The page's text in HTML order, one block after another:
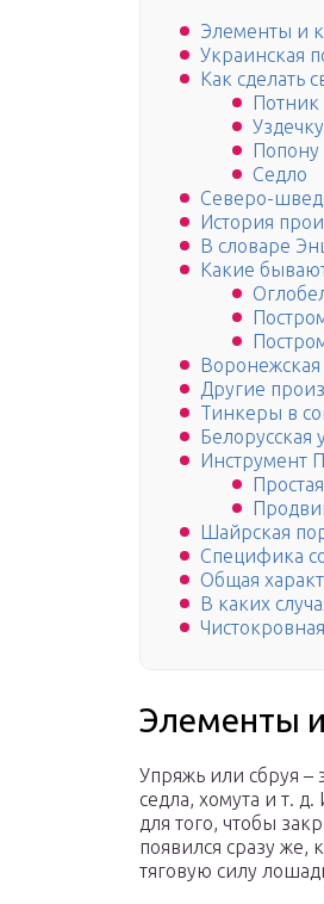
Элементы и
Украинская
Как сделать
Потник
Уздечку
Попону
Седло
Северо-
История
В словаре
Какие
Другие
Тинкеры в
Белорусская
Инструмент
Шайрская
Специфика
Общая
В каких
Элементы
Упряжь или сбруя –
седла, хомута и т.
для того, чтобы
появился сразу же,
тяговую силу